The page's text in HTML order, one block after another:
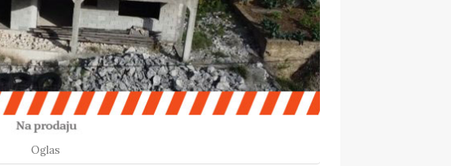
Oglas